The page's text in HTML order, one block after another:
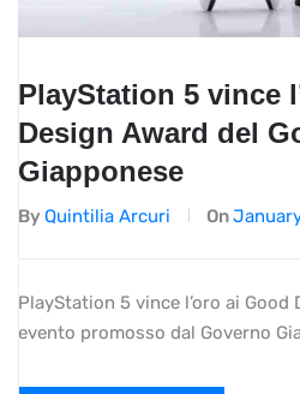
PlayStation 5 vince
Design Award del
Giapponese
By Quintilia Arcuri On
PlayStation 5 vince l’oro ai Good
evento promosso dal Governo